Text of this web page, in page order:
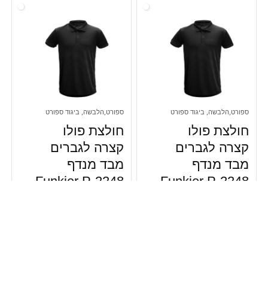
ספורט,הלבשה, ביגוד ספורט
חולצת פולו
קצרה לגברים
מבד מנדף
Funkier P-2248
ספורט,הלבשה, ביגוד ספורט
חולצת פולו
קצרה לגברים
מבד מנדף
Funkier P-2248